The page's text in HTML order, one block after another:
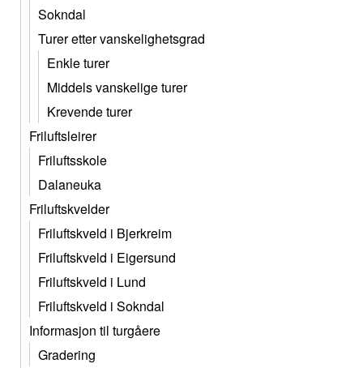
Sokndal
Turer etter vanskelighetsgrad
Enkle turer
Middels vanskelige turer
Krevende turer
Friluftsleirer
Friluftsskole
Dalaneuka
Friluftskvelder
Friluftskveld i Bjerkreim
Friluftskveld i Eigersund
Friluftskveld i Lund
Friluftskveld i Sokndal
Informasjon til turgåere
Gradering